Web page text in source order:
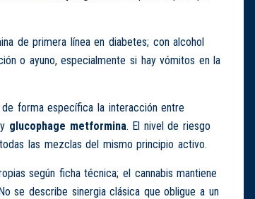
de primera línea en diabetes; con alcohol
o ayuno, especialmente si hay vómitos en la
forma específica la interacción entre
y glucophage metformina. El nivel de riesgo
las mezclas del mismo principio activo.
según ficha técnica; el cannabis mantiene
se describe sinergia clásica que obligue a un